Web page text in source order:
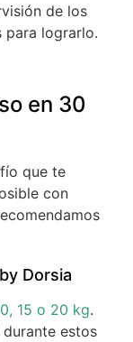
de los
para lograrlo.
en 30
que te
con
Dorsia
15 o 20 kg.
estos